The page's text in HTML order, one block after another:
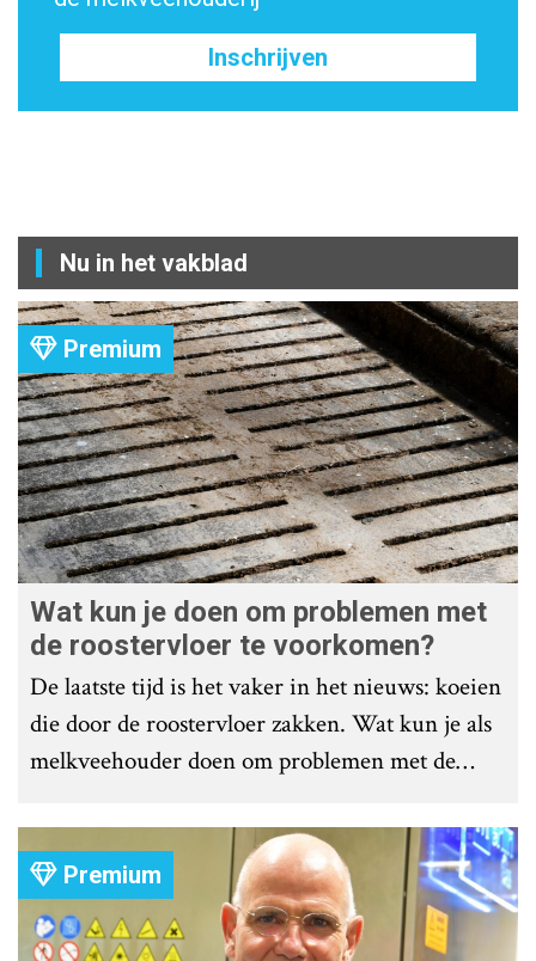
Inschrijven
Nu in het vakblad
Premium
Wat kun je doen om problemen met
de roostervloer te voorkomen?
De laatste tijd is het vaker in het nieuws: koeien
die door de roostervloer zakken. Wat kun je als
melkveehouder doen om problemen met de
Premium